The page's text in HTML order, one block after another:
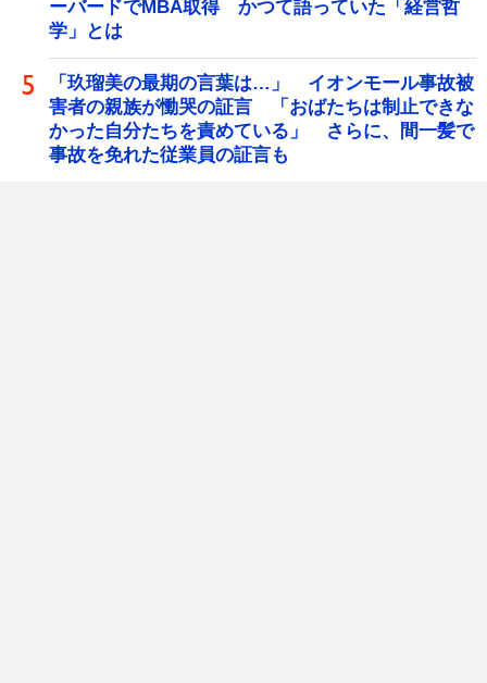
ーバードでMBA取得 かつて語っていた「経営哲
学」とは
「玖瑠美の最期の言葉は…」 イオンモール事故被
害者の親族が慟哭の証言 「おばたちは制止できな
かった自分たちを責めている」 さらに、間一髪で
事故を免れた従業員の証言も